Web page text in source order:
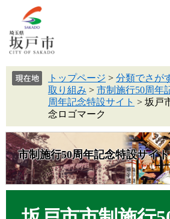
トップページ > 分類でさが
取り組み > 市制施行50周年
周年記念特設サイト > 坂戸
念ロゴマーク
市制施行50周年記念特設サイト